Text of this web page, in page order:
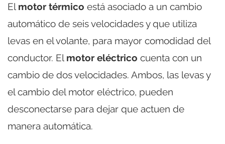
El motor térmico está asociado a un cambio
automático de seis velocidades y que utiliza
levas en el volante, para mayor comodidad del
conductor. El motor eléctrico cuenta con un
cambio de dos velocidades. Ambos, las levas y
el cambio del motor eléctrico, pueden
desconectarse para dejar que actuen de
manera automática.